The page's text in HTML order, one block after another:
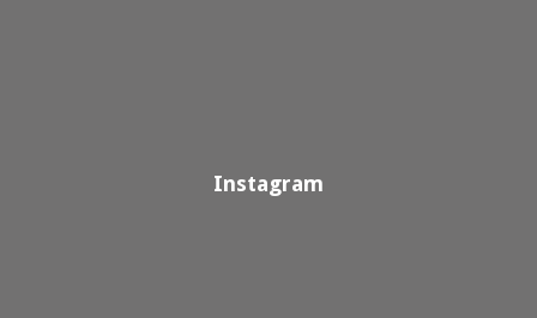
Instagram